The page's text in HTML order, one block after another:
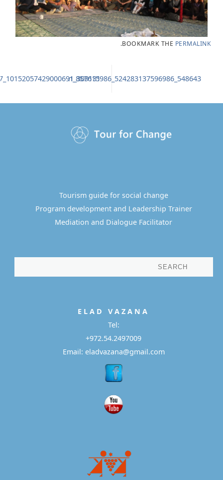
BOOKMARK THE PERMALINK
.
548643_524283137596986_857615986_n
309131_10152057429000691_157101867_n
Tourism guide for social change
Program development and Leadership Trainer
Mediation and Dialogue Facilitator
E L A DV A Z A N A
Tel:
+972.54.2497009
Email: eladvazana@gmail.com